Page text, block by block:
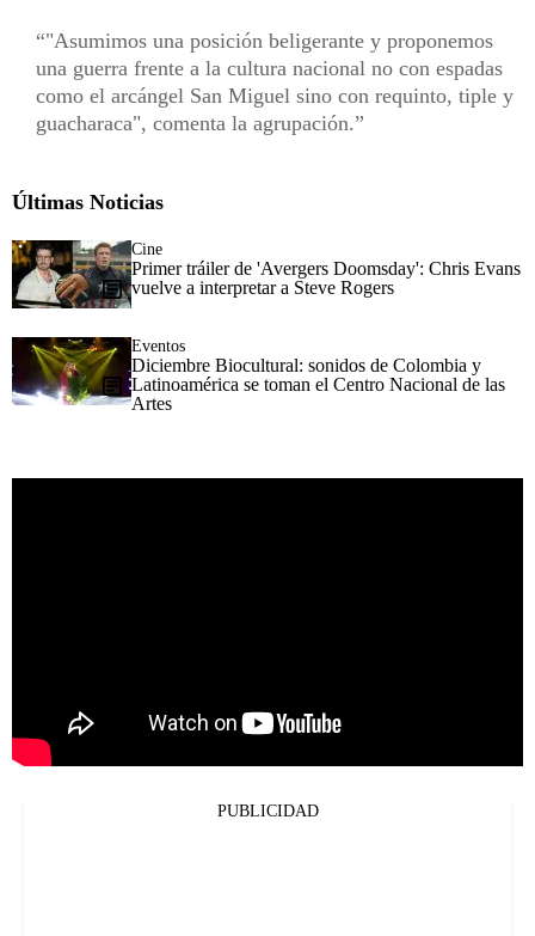
"Asumimos una posición beligerante y proponemos
una guerra frente a la cultura nacional no con espadas
como el arcángel San Miguel sino con requinto, tiple y
guacharaca", comenta la agrupación.
Últimas Noticias
Cine
Primer tráiler de 'Avergers Doomsday': Chris Evans
vuelve a interpretar a Steve Rogers
Eventos
Diciembre Biocultural: sonidos de Colombia y
Latinoamérica se toman el Centro Nacional de las
Artes
PUBLICIDAD